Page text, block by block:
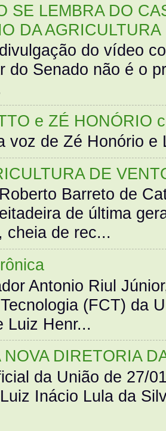
SE LEMBRA DO
DA AGRICULTURA
do vídeo
do Senado não é o
e ZÉ HONÓRIO
voz de Zé Honório
DE
Barreto de
de última
cheia de rec...
Antonio Riul
(FCT) da
Luiz Henr...
NOVA DIRETORIA
da União de 27/
Inácio Lula da